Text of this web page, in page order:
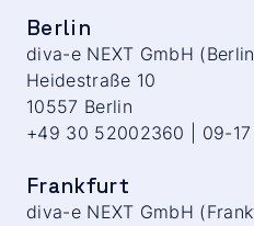
Berlin
diva-e NEXT GmbH
Heidestraße 10
10557 Berlin
+49 30 52002360 | 09-17
Frankfurt
diva-e NEXT GmbH